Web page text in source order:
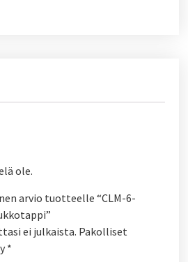
ole.
arvio tuotteelle “CLM-6-
ei julkaista. Pakolliset
*